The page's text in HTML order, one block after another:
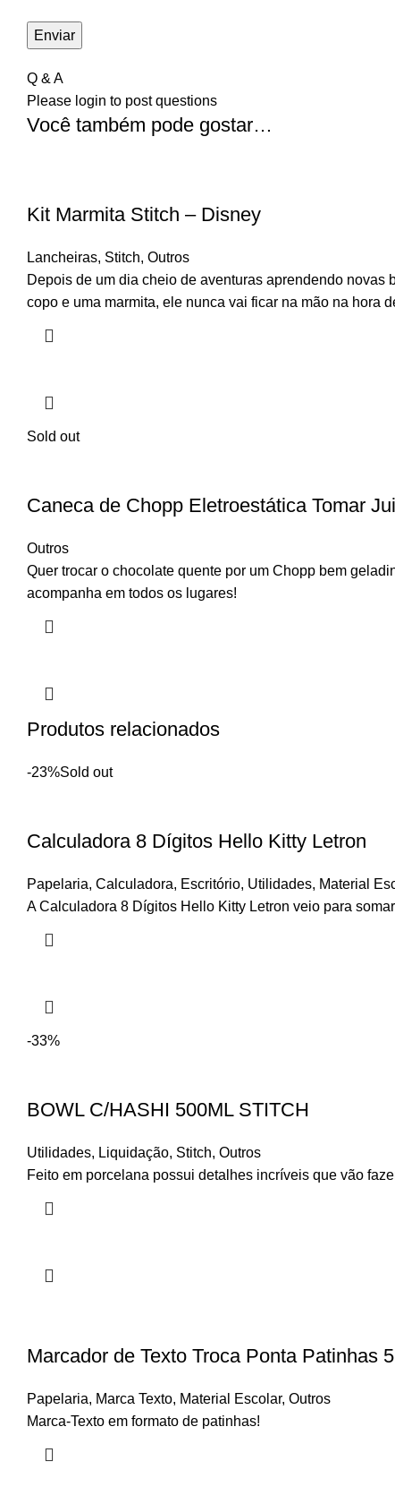
Q & A
Please login to post questions
Você também pode gostar…
Kit Marmita Stitch – Disney
Lancheiras, Stitch, Outros
Depois de um dia cheio de aventuras aprendendo novas
copo e uma marmita, ele nunca vai ficar na mão na hora
Sold out
Caneca de Chopp Eletroestática Tomar
Outros
Quer trocar o chocolate quente por um Chopp bem
acompanha em todos os lugares!
Produtos relacionados
-23%Sold out
Calculadora 8 Dígitos Hello Kitty Letron
Papelaria, Calculadora, Escritório, Utilidades, Material
A Calculadora 8 Dígitos Hello Kitty Letron veio para
-33%
BOWL C/HASHI 500ML STITCH
Utilidades, Liquidação, Stitch, Outros
Feito em porcelana possui detalhes incríveis que vão
Marcador de Texto Troca Ponta Patinhas
Papelaria, Marca Texto, Material Escolar, Outros
Marca-Texto em formato de patinhas!